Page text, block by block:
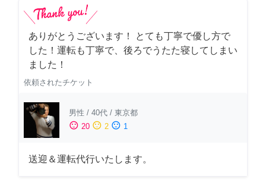
ありがとうございます！ とても丁寧で優し方で
した！運転も丁寧で、後ろでうたた寝してしまい
ました！
依頼されたチケット
男性 / 40代 / 東京都
sentiment_satisfied 20 sentiment_neutral 2 sentiment_dissatisfied 1
送迎＆運転代行いたします。